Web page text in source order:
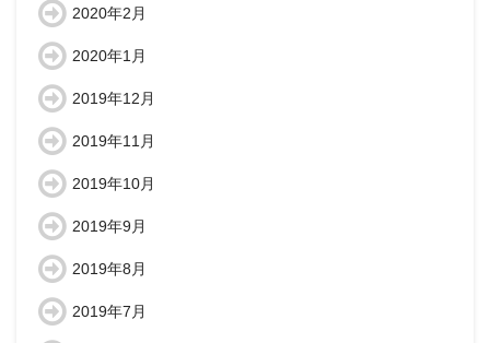
2020年2月
2020年1月
2019年12月
2019年11月
2019年10月
2019年9月
2019年8月
2019年7月